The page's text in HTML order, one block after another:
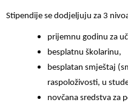
Stipendije se dodjeljuju za 3
prijemnu godinu za
besplatnu školarinu,
besplatan smještaj
raspoloživosti, u
novčana sredstva za